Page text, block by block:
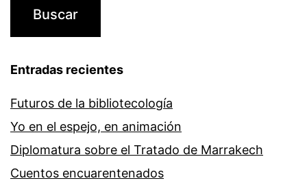
Entradas recientes
Futuros de la bibliotecología
Yo en el espejo, en animación
Diplomatura sobre el Tratado de Marrakech
Cuentos encuarentenados